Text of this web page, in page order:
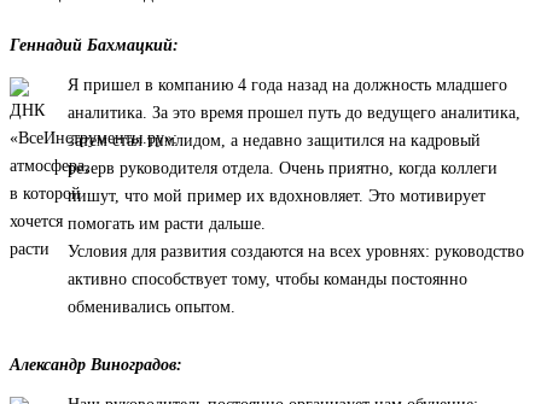
Геннадий Бахмацкий:
Я пришел в компанию 4 года назад на должность младшего
аналитика. За это время прошел путь до ведущего аналитика,
затем стал тимлидом, а недавно защитился на кадровый
резерв руководителя отдела. Очень приятно, когда коллеги
пишут, что мой пример их вдохновляет. Это мотивирует
помогать им расти дальше.
Условия для развития создаются на всех уровнях: руководство
активно способствует тому, чтобы команды постоянно
обменивались опытом.
Александр Виноградов: